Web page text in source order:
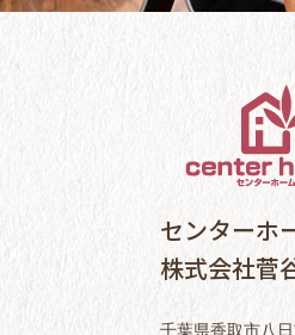
センターホ
株式会社菅
千葉県香取市八